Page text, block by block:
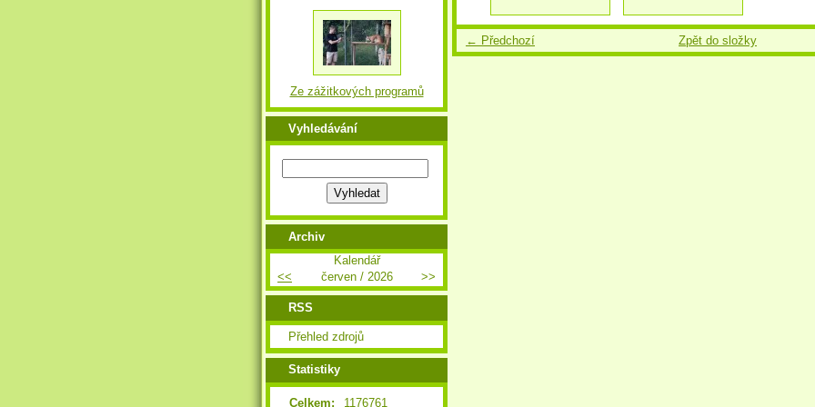
← Předchozí Zpět do složky
Ze zážitkových programů
Vyhledávání
Archiv
Kalendář
<<
červen / 2026 >>
RSS
Přehled zdrojů
Statistiky
Celkem: 1176761